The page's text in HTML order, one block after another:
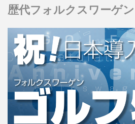
歴代フォルクスワーゲ